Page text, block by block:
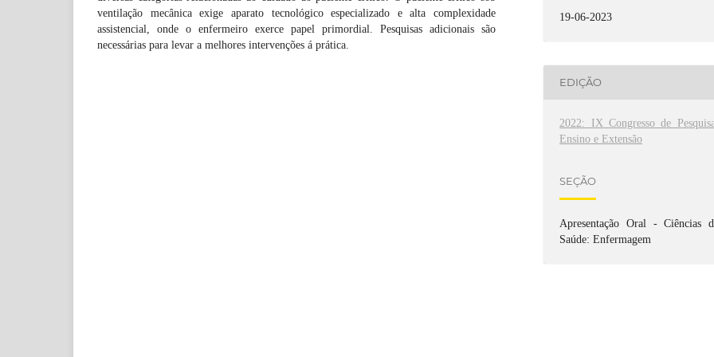
ventilação mecânica exige aparato tecnológico especializado e alta complexidade
assistencial, onde o enfermeiro exerce papel primordial. Pesquisas adicionais são
necessárias para levar a melhores intervenções á prática.
19-06-2023
EDIÇÃO
2022: IX Congresso de
Ensino e Extensão
SEÇÃO
Apresentação Oral - Ciências
Saúde: Enfermagem